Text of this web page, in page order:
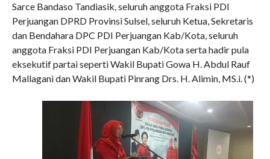
Sarce Bandaso Tandiasik, seluruh anggota Fraksi PDI
Perjuangan DPRD Provinsi Sulsel, seluruh Ketua, Sekretaris
dan Bendahara DPC PDI Perjuangan Kab/Kota, seluruh
anggota Fraksi PDI Perjuangan Kab/Kota serta hadir pula
eksekutif partai seperti Wakil Bupati Gowa H. Abdul Rauf
Mallagani dan Wakil Bupati Pinrang Drs. H. Alimin, MS.i. (*)